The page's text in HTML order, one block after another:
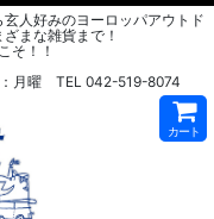
人好みのヨーロッパアウトド
まな雑貨まで！
そ！！
月曜 TEL 042-519-8074
カート